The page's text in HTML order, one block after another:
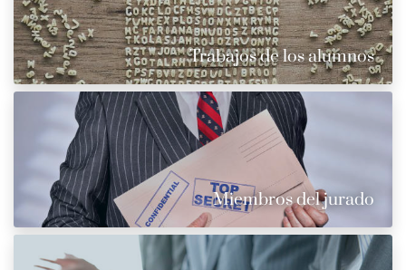
Trabajos de los alumnos
Miembros del jurado